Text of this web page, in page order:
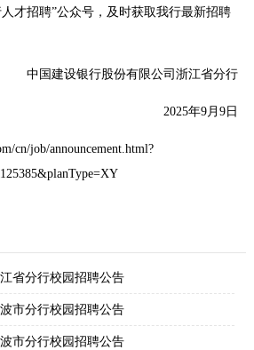
才招聘”公众号，及时获取我行最新招聘
中国建设银行股份有限公司浙江省分行
2025年9月9日
cn/job/announcement.html?
省分行校园招聘公告
市分行校园招聘公告
市分行校园招聘公告